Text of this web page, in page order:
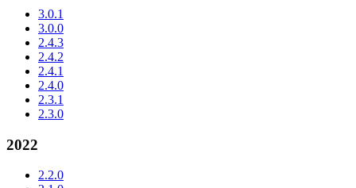
3.0.1
3.0.0
2.4.3
2.4.2
2.4.1
2.4.0
2.3.1
2.3.0
2022
2.2.0